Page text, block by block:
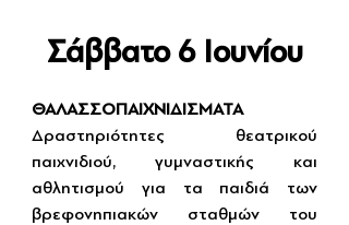
Σάββατο 6 Ιουνίου
ΘΑΛΑΣΣΟΠΑΙΧΝΙΔΙΣΜΑΤΑ
Δραστηριότητες θεατρικού
παιχνιδιού, γυμναστικής και
αθλητισμού για τα παιδιά των
βρεφονηπιακών σταθμών του